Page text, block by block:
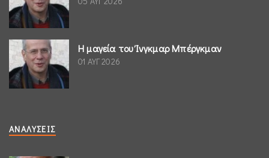
Η μαγεία του Ίνγκμαρ Μπέργκμαν
01 ΑΥΓ 2026
ΑΝΑΛΎΣΕΙΣ